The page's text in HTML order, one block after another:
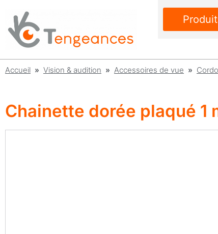
Accueil » Vision & audition » Accessoires de vue »
Chainette dorée plaqué 1